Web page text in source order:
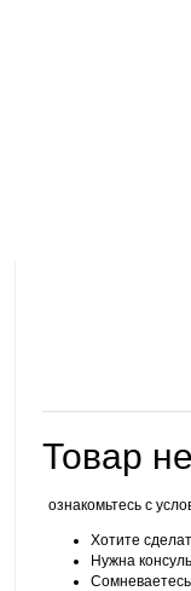
Товар
ознакомьтесь с
Хотите
Нужна